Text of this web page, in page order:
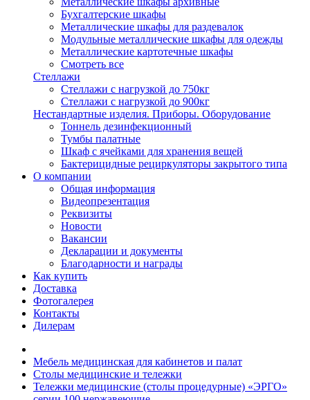
Бухгалтерские шкафы
Металлические шкафы для раздевалок
Модульные металлические шкафы для одежды
Металлические картотечные шкафы
Смотреть все
Стеллажи
Стеллажи с нагрузкой до 750кг
Стеллажи с нагрузкой до 900кг
Нестандартные изделия. Приборы. Оборудование
Тоннель дезинфекционный
Тумбы палатные
Шкаф с ячейками для хранения вещей
Бактерицидные рециркуляторы закрытого типа
О компании
Общая информация
Видеопрезентация
Реквизиты
Новости
Вакансии
Декларации и документы
Благодарности и награды
Как купить
Доставка
Фотогалерея
Контакты
Дилерам
Мебель медицинская для кабинетов и палат
Столы медицинские и тележки
Тележки медицинские (столы процедурные) «ЭРГО»